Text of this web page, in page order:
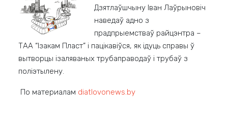
Дзятлаўшчыну Іван Лаўрыновіч
наведаў адно з
прадпрыемстваў райцэнтра –
ТАА “Ізакам Пласт” і пацікавіўся, як ідуць справы ў
вытворцы ізаляваных трубаправодаў і трубаў з
поліэтылену.
По материалам diatlovonews.by